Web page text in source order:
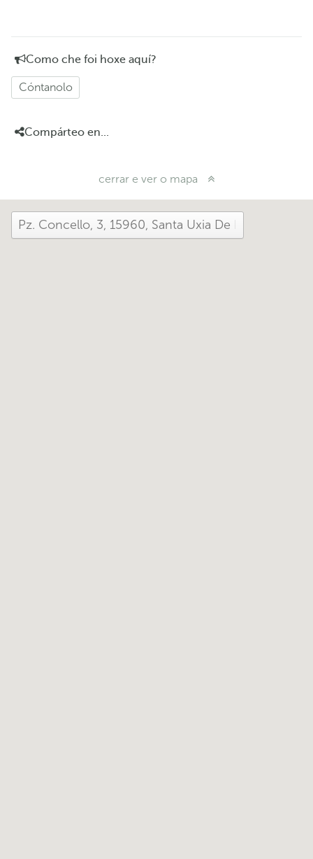
Como che foi hoxe aquí?
Cóntanolo
Compárteo en...
cerrar e ver o mapa